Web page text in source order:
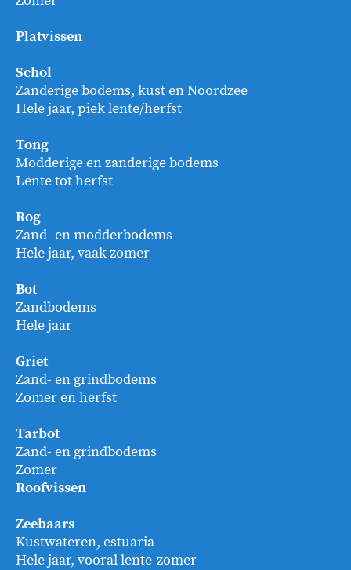
Platvissen
Schol
Zanderige bodems, kust en Noordzee
Hele jaar, piek lente/herfst
Tong
Modderige en zanderige bodems
Lente tot herfst
Rog
Zand- en modderbodems
Hele jaar, vaak zomer
Bot
Zandbodems
Hele jaar
Griet
Zand- en grindbodems
Zomer en herfst
Tarbot
Zand- en grindbodems
Zomer
Roofvissen
Zeebaars
Kustwateren, estuaria
Hele jaar, vooral lente-zomer